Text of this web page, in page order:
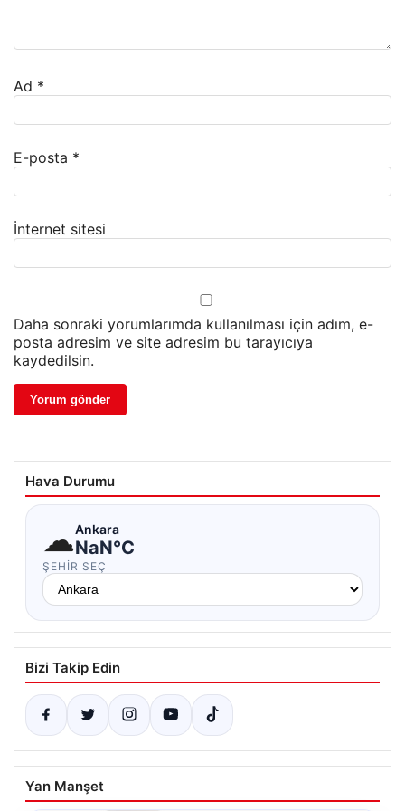
Ad *
E-posta *
İnternet sitesi
Daha sonraki yorumlarımda kullanılması için adım, e-
posta adresim ve site adresim bu tarayıcıya
kaydedilsin.
Hava Durumu
☁Ankara
NaN°C
ŞEHIR SEÇ
Bizi Takip Edin
Yan Manşet